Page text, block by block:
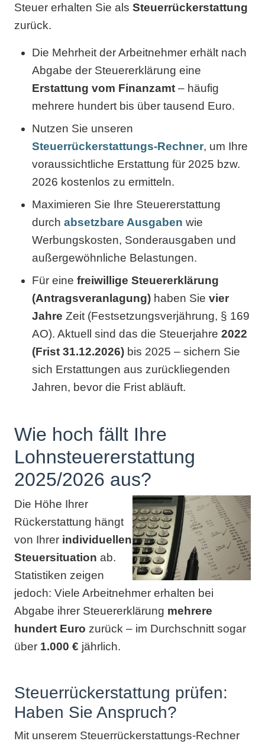
Steuer erhalten Sie als Steuerrückerstattung
zurück.
Die Mehrheit der Arbeitnehmer erhält nach
Abgabe der Steuererklärung eine
Erstattung vom Finanzamt – häufig
mehrere hundert bis über tausend Euro.
Nutzen Sie unseren
Steuerrückerstattungs-Rechner, um Ihre
voraussichtliche Erstattung für 2025 bzw.
2026 kostenlos zu ermitteln.
Maximieren Sie Ihre Steuererstattung
durch absetzbare Ausgaben wie
Werbungskosten, Sonderausgaben und
außergewöhnliche Belastungen.
Für eine freiwillige Steuererklärung
(Antragsveranlagung) haben Sie vier
Jahre Zeit (Festsetzungsverjährung, § 169
AO). Aktuell sind das die Steuerjahre 2022
(Frist 31.12.2026) bis 2025 – sichern Sie
sich Erstattungen aus zurückliegenden
Jahren, bevor die Frist abläuft.
Wie hoch fällt Ihre
Lohnsteuererstattung
2025/2026 aus?
Die Höhe Ihrer
Rückerstattung hängt
von Ihrer individuellen
Steuersituation ab.
Statistiken zeigen
jedoch: Viele Arbeitnehmer erhalten bei
Abgabe ihrer Steuererklärung mehrere
hundert Euro zurück – im Durchschnitt sogar
über 1.000 € jährlich.
Steuerrückerstattung prüfen:
Haben Sie Anspruch?
Mit unserem Steuerrückerstattungs-Rechner